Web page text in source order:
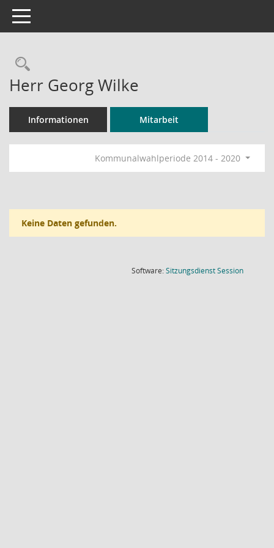
Toggle navigation
Rechercheauswahl
Herr Georg Wilke
Informationen Mitarbeit
Kommunalwahlperiode 2014 - 2020
Keine Daten gefunden.
Software:SitzungsdienstSession(Wird in